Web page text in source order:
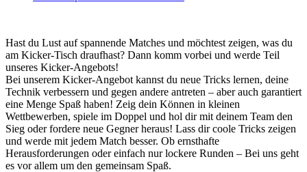
Hast du Lust auf spannende Matches und möchtest zeigen, was du
am Kicker-Tisch draufhast? Dann komm vorbei und werde Teil
unseres Kicker-Angebots!
Bei unserem Kicker-Angebot kannst du neue Tricks lernen, deine
Technik verbessern und gegen andere antreten – aber auch garantiert
eine Menge Spaß haben! Zeig dein Können in kleinen
Wettbewerben, spiele im Doppel und hol dir mit deinem Team den
Sieg oder fordere neue Gegner heraus! Lass dir coole Tricks zeigen
und werde mit jedem Match besser. Ob ernsthafte
Herausforderungen oder einfach nur lockere Runden – Bei uns geht
es vor allem um den gemeinsam Spaß.